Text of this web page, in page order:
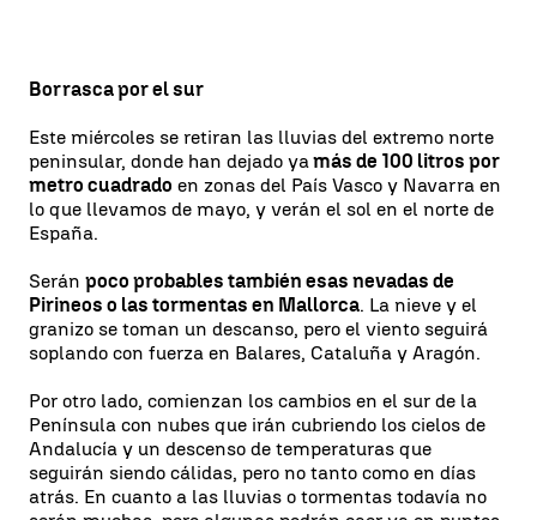
Borrasca por el sur
Este miércoles se retiran las lluvias del extremo norte
peninsular, donde han dejado yamás de 100 litros por
metro cuadrado en zonas del País Vasco y Navarra en
lo que llevamos de mayo, y verán el sol en el norte de
España.
Serán poco probables también esas nevadas de
Pirineos o las tormentas en Mallorca. La nieve y el
granizo se toman un descanso, pero el viento seguirá
soplando con fuerza en Balares, Cataluña y Aragón.
Por otro lado, comienzan los cambios en el sur de la
Península con nubes que irán cubriendo los cielos de
Andalucía y un descenso de temperaturas que
seguirán siendo cálidas, pero no tanto como en días
atrás. En cuanto a las lluvias o tormentas todavía no